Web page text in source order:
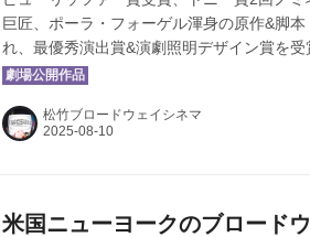
巨匠、ポーラ・フォーゲル渾身の原作&脚
れ、最優秀演出賞&演劇照明デザイン賞を
芸術に全てをかけた人々の物語”
た「復讐の神」が生まれた。この歴史的な
つ愛と魔法を信じて、芸術家たちは困難に
松竹ブロードウェイシネマ
米国ニューヨークのブロード